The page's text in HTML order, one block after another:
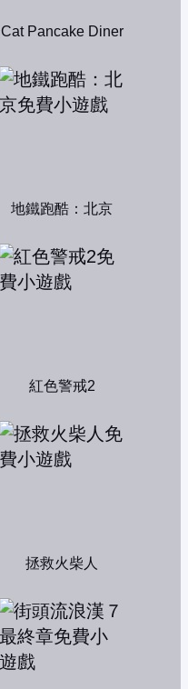
Cat Pancake Diner
地鐵跑酷：北京
紅色警戒2
拯救火柴人